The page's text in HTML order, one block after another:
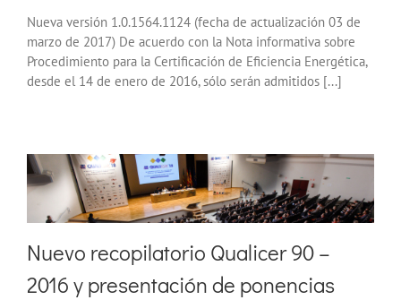
Nueva versión 1.0.1564.1124 (fecha de actualización 03 de
marzo de 2017) De acuerdo con la Nota informativa sobre
Procedimiento para la Certificación de Eficiencia Energética,
desde el 14 de enero de 2016, sólo serán admitidos [...]
Nuevo recopilatorio Qualicer 90 –
2016 y presentación de ponencias